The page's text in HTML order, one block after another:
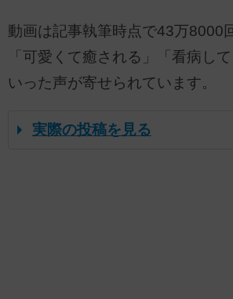
動画は記事執筆時点で43万8000
「可愛くて癒される」「看病し
いった声が寄せられています。
実際の投稿を見る